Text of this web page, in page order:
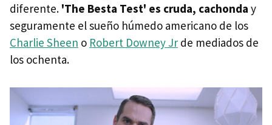
diferente. 'The Besta Test' es cruda, cachonda y
seguramente el sueño húmedo americano de los
Charlie Sheen o Robert Downey Jr de mediados de
los ochenta.